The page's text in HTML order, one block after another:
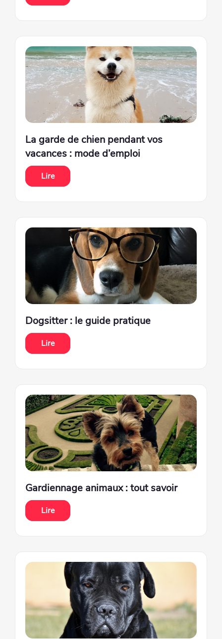
La garde de chien pendant vos
vacances : mode d’emploi
Lire
Dogsitter : le guide pratique
Lire
Gardiennage animaux : tout savoir
Lire